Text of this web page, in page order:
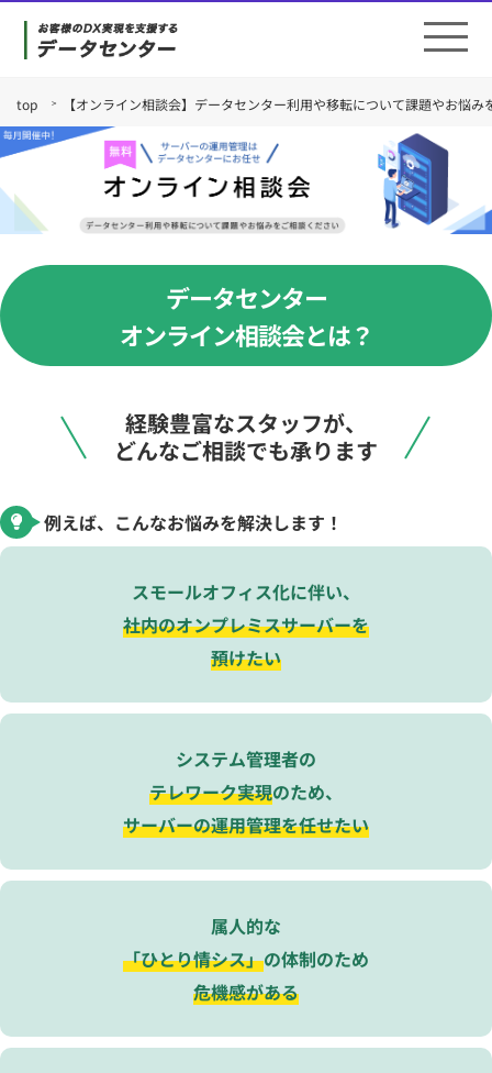
top 【オンライン相談会】データセンター利用や移転について課題やお悩み
データセンター
オンライン相談会とは？
経験豊富なスタッフが、
どんなご相談でも承ります
例えば、こんなお悩みを解決します！
スモールオフィス化に伴い、
社内のオンプレミスサーバーを
預けたい
システム管理者の
テレワーク実現のため、
サーバーの運用管理を任せたい
属人的な
「ひとり情シス」の体制のため
危機感がある